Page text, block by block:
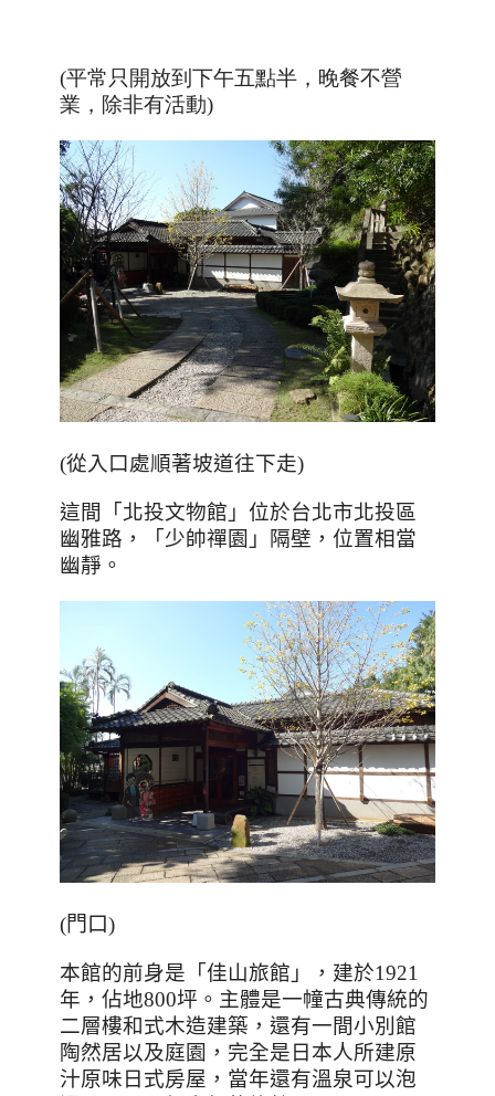
(平常只開放到下午五點半，晚餐不營
業，除非有活動)
(從入口處順著坡道往下走)
這間「北投文物館」位於台北市北投區
幽雅路，「少帥禪園」隔壁，位置相當
幽靜。
(門口)
本館的前身是「佳山旅館」，建於1921
年，佔地800坪。主體是一幢古典傳統的
二層樓和式木造建築，還有一間小別館
陶然居以及庭園，完全是日本人所建原
汁原味日式房屋，當年還有溫泉可以泡